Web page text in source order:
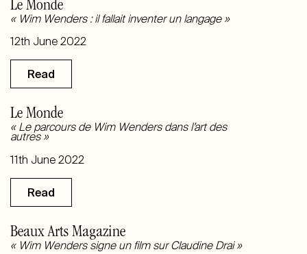
Le Monde
« Wim Wenders : il fallait inventer un langage »
12th June 2022
Read
Le Monde
« Le parcours de Wim Wenders dans l’art des
autres »
11th June 2022
Read
Beaux Arts Magazine
« Wim Wenders signe un film sur Claudine Drai »